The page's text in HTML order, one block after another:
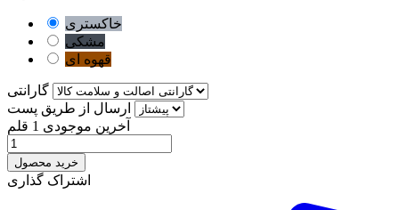
خاکستری
مشکی
قهوه ای
گارانتی
ارسال از طریق پست
آخرین موجودی 1 قلم
خرید محصول
اشتراک گذاری